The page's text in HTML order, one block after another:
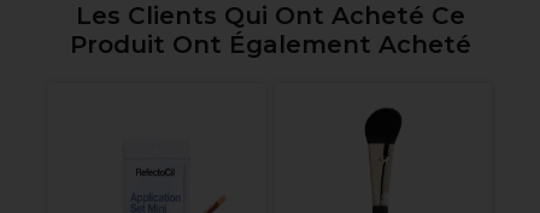
Les Clients Qui Ont Acheté Ce
Produit Ont Également Acheté